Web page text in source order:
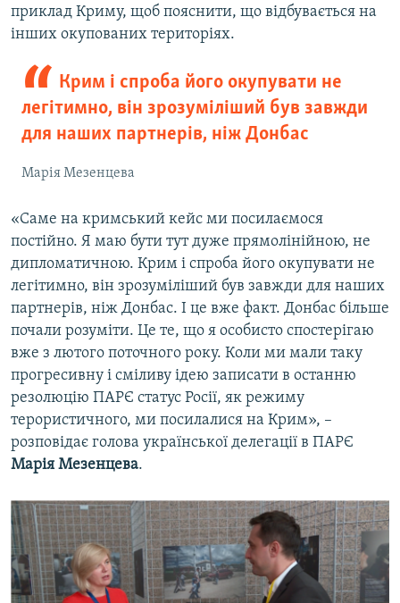
приклад Криму, щоб пояснити, що відбувається на
інших окупованих територіях.
Крим і спроба його окупувати не
легітимно, він зрозуміліший був завжди
для наших партнерів, ніж Донбас
Марія Мезенцева
«Саме на кримський кейс ми посилаємося
постійно. Я маю бути тут дуже прямолінійною, не
дипломатичною. Крим і спроба його окупувати не
легітимно, він зрозуміліший був завжди для наших
партнерів, ніж Донбас. І це вже факт. Донбас більше
почали розуміти. Це те, що я особисто спостерігаю
вже з лютого поточного року. Коли ми мали таку
прогресивну і сміливу ідею записати в останню
резолюцію ПАРЄ статус Росії, як режиму
терористичного, ми посилалися на Крим», –
розповідає голова української делегації в ПАРЄ
Марія Мезенцева.